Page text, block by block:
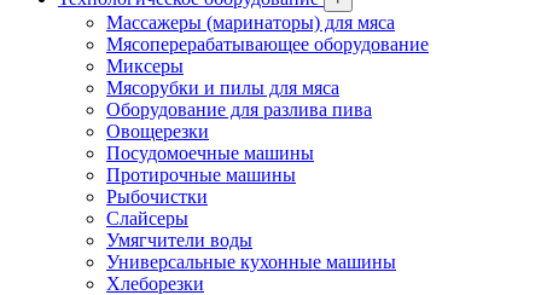
Массажеры (маринаторы) для мяса
Мясоперерабатывающее оборудование
Миксеры
Мясорубки и пилы для мяса
Оборудование для разлива пива
Овощерезки
Посудомоечные машины
Протирочные машины
Рыбочистки
Слайсеры
Умягчители воды
Универсальные кухонные машины
Хлеборезки